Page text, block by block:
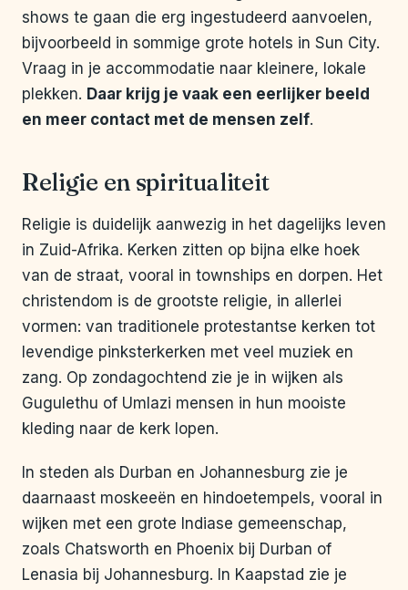
shows te gaan die erg ingestudeerd aanvoelen,
bijvoorbeeld in sommige grote hotels in Sun City.
Vraag in je accommodatie naar kleinere, lokale
plekken. Daar krijg je vaak een eerlijker beeld
en meer contact met de mensen zelf.
Religie en spiritualiteit
Religie is duidelijk aanwezig in het dagelijks leven
in Zuid-Afrika. Kerken zitten op bijna elke hoek
van de straat, vooral in townships en dorpen. Het
christendom is de grootste religie, in allerlei
vormen: van traditionele protestantse kerken tot
levendige pinksterkerken met veel muziek en
zang. Op zondagochtend zie je in wijken als
Gugulethu of Umlazi mensen in hun mooiste
kleding naar de kerk lopen.
In steden als Durban en Johannesburg zie je
daarnaast moskeeën en hindoetempels, vooral in
wijken met een grote Indiase gemeenschap,
zoals Chatsworth en Phoenix bij Durban of
Lenasia bij Johannesburg. In Kaapstad zie je